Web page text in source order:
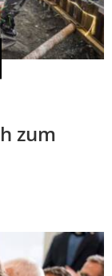
zum